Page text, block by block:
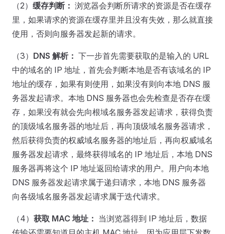
（2） 缓存判断： 浏览器会判断所请求的资源是否在缓存
里，如果请求的资源在缓存里并且没有失效，那么就直接
使用，否则向服务器发起新的请求。
（3） DNS 解析： 下一步首先需要获取的是输入的 URL
中的域名的 IP 地址，首先会判断本地是否有该域名的 IP
地址的缓存，如果有则使用，如果没有则向本地 DNS 服
务器发起请求。本地 DNS 服务器也会先检查是否存在缓
存，如果没有就会先向根域名服务器发起请求，获得负责
的顶级域名服务器的地址后，再向顶级域名服务器请求，
然后获得负责的权威域名服务器的地址后，再向权威域名
服务器发起请求，最终获得域名的 IP 地址后，本地 DNS
服务器再将这个 IP 地址返回给请求的用户。用户向本地
DNS 服务器发起请求属于递归请求，本地 DNS 服务器
向各级域名服务器发起请求属于迭代请求。
（4） 获取 MAC 地址： 当浏览器得到 IP 地址后，数据